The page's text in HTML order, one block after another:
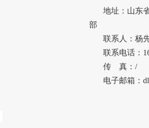
地址： 山东
部
联系人： 杨
联系电话：
传
真： /
电子邮箱：